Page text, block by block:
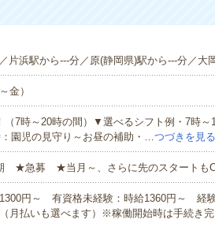
片浜駅から---分／原(静岡県)駅から---分／大
金）
（7時～20時の間）▼選べるシフト例・7時～
園児の見守り～お昼の補助・…つづきを見る
★急募 ★当月～、さらに先のスタートも
円～ 有資格未経験：時給1360円～ 経
月払いも選べます）※稼働開始時は手続き